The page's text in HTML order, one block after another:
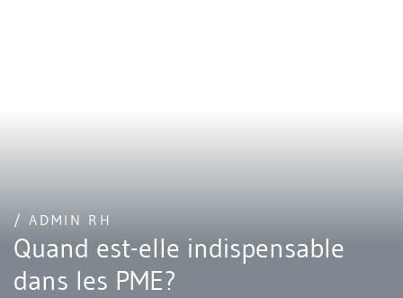
/ ADMIN RH
Quand est-elle indispensable
dans les PME?